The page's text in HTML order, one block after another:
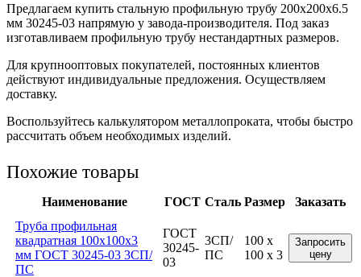
Предлагаем купить стальную профильную трубу 200х200х6.5
мм 30245-03 напрямую у завода-производителя. Под заказ
изготавливаем профильную трубу нестандартных размеров.
Для крупнооптовых покупателей, постоянных клиентов
действуют индивидуальные предложения. Осуществляем
доставку.
Воспользуйтесь калькулятором металлопроката, чтобы быстро
рассчитать объем необходимых изделий.
Похожие товары
Наименование ГОСТ Сталь Размер
Заказать
Труба профильная
квадратная 100x100x3
мм ГОСТ 30245-03 3СП/
ПС
ГОСТ
30245-
03
3СП/
ПС
100 x
100 x 3
Запросить
цену